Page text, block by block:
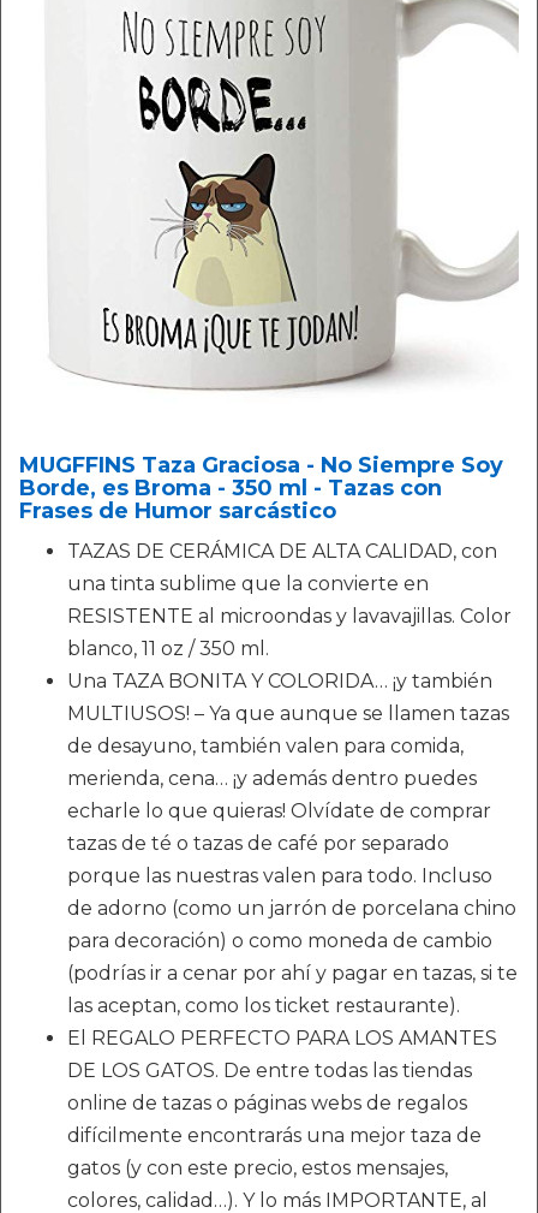
MUGFFINS Taza Graciosa - No Siempre Soy
Borde, es Broma - 350 ml - Tazas con
Frases de Humor sarcástico
TAZAS DE CERÁMICA DE ALTA CALIDAD, con
una tinta sublime que la convierte en
RESISTENTE al microondas y lavavajillas. Color
blanco, 11 oz / 350 ml.
Una TAZA BONITA Y COLORIDA… ¡y también
MULTIUSOS! – Ya que aunque se llamen tazas
de desayuno, también valen para comida,
merienda, cena… ¡y además dentro puedes
echarle lo que quieras! Olvídate de comprar
tazas de té o tazas de café por separado
porque las nuestras valen para todo. Incluso
de adorno (como un jarrón de porcelana chino
para decoración) o como moneda de cambio
(podrías ir a cenar por ahí y pagar en tazas, si te
las aceptan, como los ticket restaurante).
El REGALO PERFECTO PARA LOS AMANTES
DE LOS GATOS. De entre todas las tiendas
online de tazas o páginas webs de regalos
difícilmente encontrarás una mejor taza de
gatos (y con este precio, estos mensajes,
colores, calidad…). Y lo más IMPORTANTE, al